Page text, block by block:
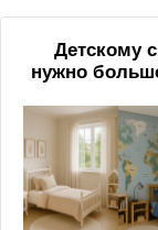
Детскому
нужно